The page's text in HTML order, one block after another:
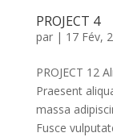
PROJECT 4
par | 17 Fév,
PROJECT 12
Praesent
massa
Fusce